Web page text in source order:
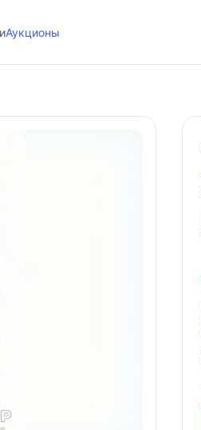
Аукционы